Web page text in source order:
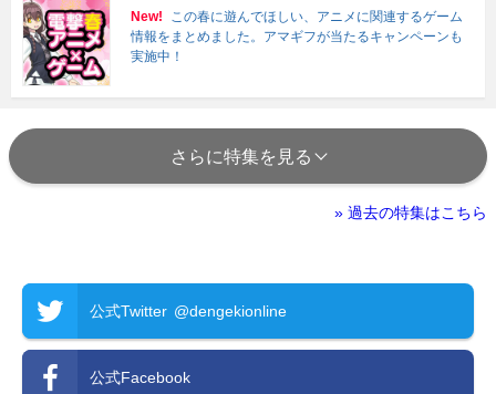
New!
この春に遊んでほしい、アニメに関連するゲーム
情報をまとめました。アマギフが当たるキャンペーンも
実施中！
さらに特集を見る
» 過去の特集はこちら
公式Twitter @dengekionline
公式Facebook